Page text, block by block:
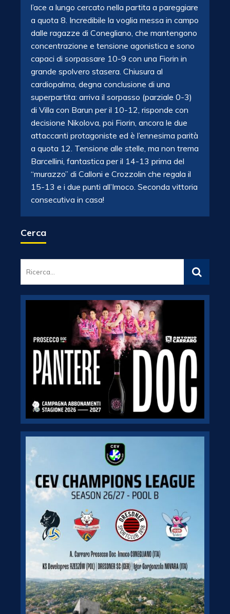
l’ace a lungo cercato nella partita a pareggiare
a quota 8. Incredibile la voglia messa in campo
dalle ragazze di Conegliano, che mantengono
concentrazione e tensione agonistica e sono
capaci di sorpassare 10-9 con una Fiorin in
grande spolvero stasera. Chiusura al
cardiopalma, degna conclusione di una
superpartita: arriva il sorpasso (parziale 0-3)
di Villa con Barun per il 10-12, risponde con
decisione Nikolova, poi Fiorin, ancora le due
attaccanti protagoniste ed è l’ennesima parità
a quota 12. Tensione alle stelle, ma non trema
Barcellini, fantastica per il 14-13 prima del
“murazzo” di Calloni e Crozzolin che regala il
15-13 e i due punti all’Imoco. Seconda vittoria
consecutiva in casa!
Cerca